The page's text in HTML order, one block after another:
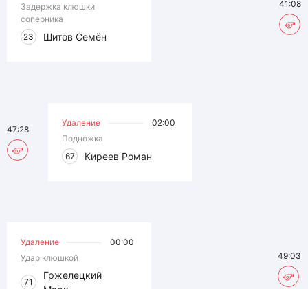
Задержка клюшки
соперника
23
Шитов Семён
41:08
Удаление
02:00
Подножка
67
Киреев Роман
47:28
Удаление
00:00
Удар клюшкой
71
Гржелецкий
49:03